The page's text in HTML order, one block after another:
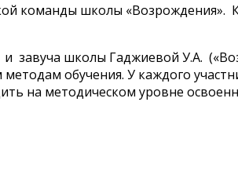
команды школы
и завуча школы Гаджиевой У.А.
обучения. У каждого
на методическом уровне